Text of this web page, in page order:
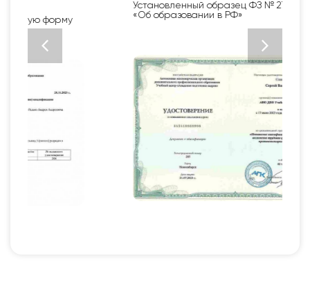
Установленный образец ФЗ № 273 от 29.12.12
«Об образовании в РФ»